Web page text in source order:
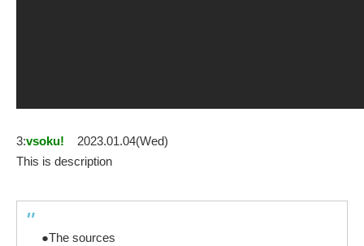
3:vsoku!
2023.01.04(Wed)
This is description
●The sources